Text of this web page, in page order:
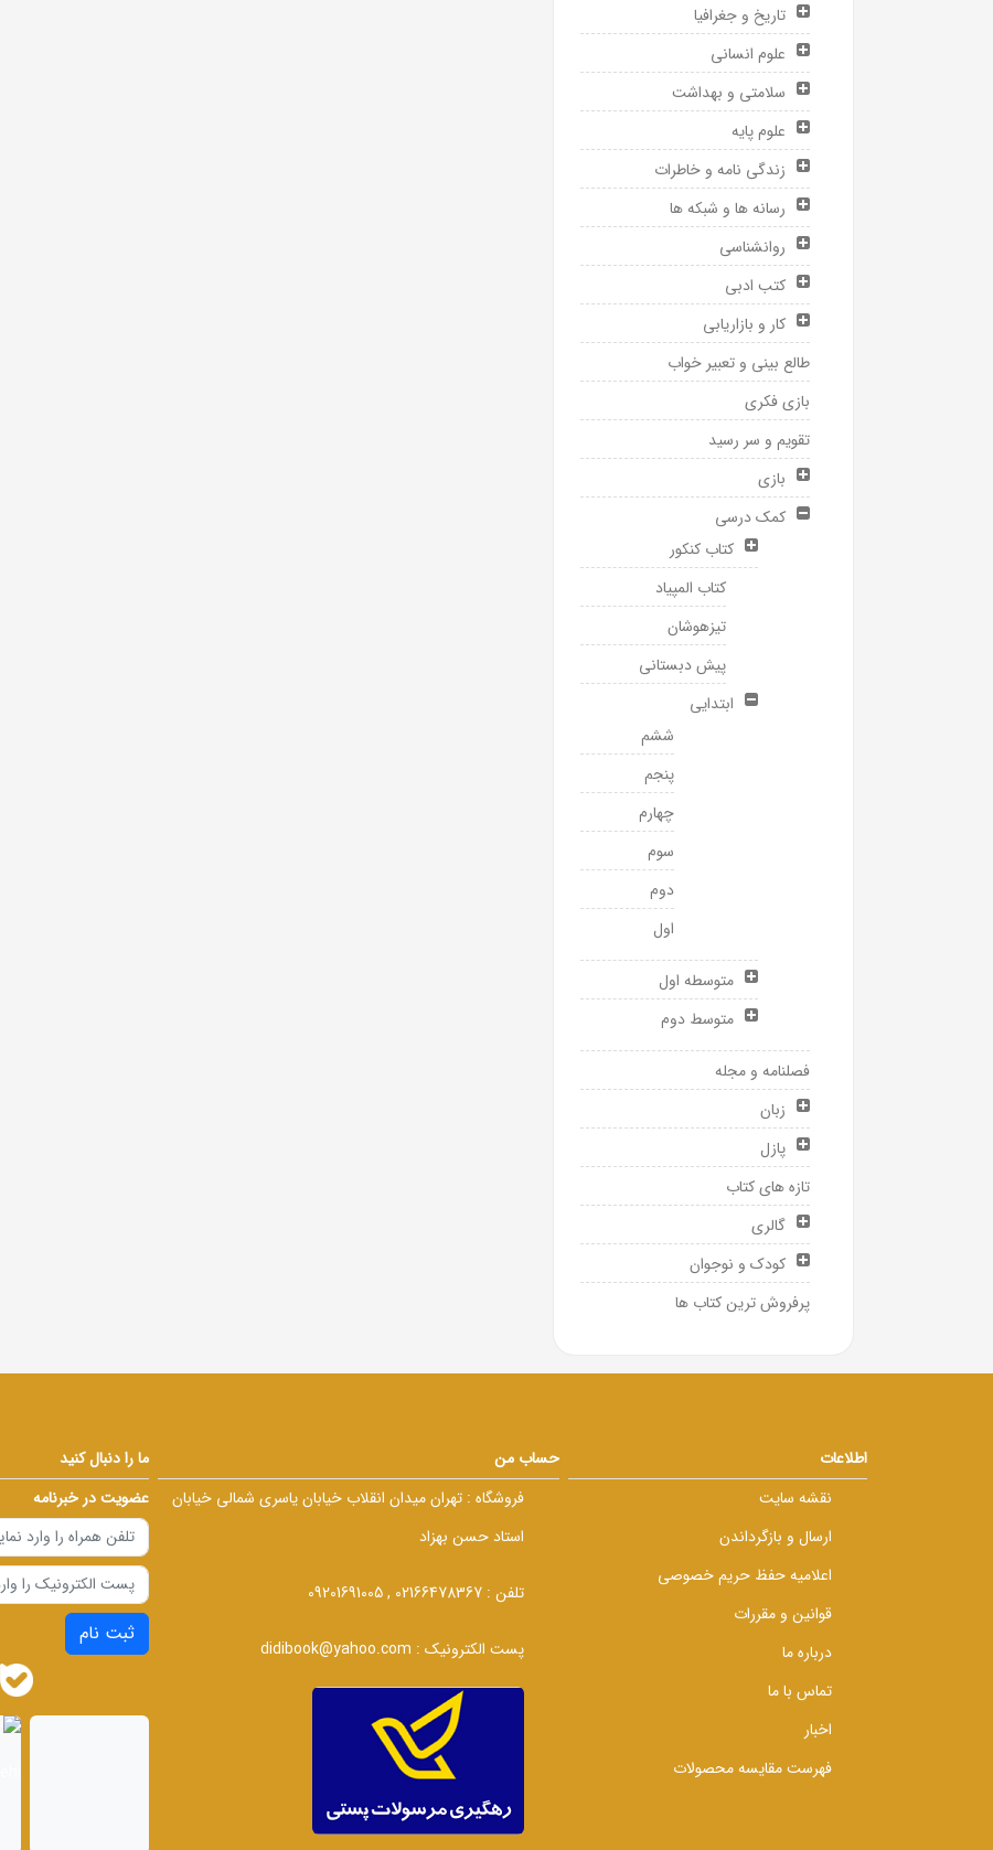
تاریخ و جغرافیا
علوم انسانی
سلامتی و بهداشت
علوم پایه
زندگی نامه و خاطرات
رسانه ها و شبکه ها
روانشناسی
کتب ادبی
کار و بازاریابی
طالع بینی و تعبیر خواب
بازی فکری
تقویم و سر رسید
بازی
کمک درسی
کتاب کنکور
کتاب المپیاد
تیزهوشان
پیش دبستانی
ابتدایی
ششم
پنجم
چهارم
سوم
دوم
اول
متوسطه اول
متوسط دوم
فصلنامه و مجله
زبان
پازل
تازه های کتاب
گالری
کودک و نوجوان
پرفروش ترین کتاب ها
اطلاعات
نقشه سایت
ارسال و بازگرداندن
اعلامیه حفظ حریم خصوصی
قوانین و مقررات
درباره ما
تماس با ما
اخبار
فهرست مقایسه محصولات
حساب من
فروشگاه : تهران میدان انقلاب خیابان یاسری شمالی خیابان
استاد حسن بهزاد
تلفن : 02166478367 , 09201691005
پست الکترونیک : didibook@yahoo.com
ما را دنبال کنید
عضویت در خبرنامه
ثبت نام